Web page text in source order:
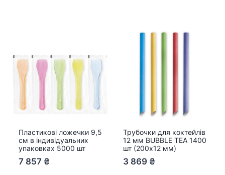
Пластикові ложечки 9,5
см в індивідуальних
упаковках 5000 шт
7 857 ₴
Трубочки для коктейлів
12 мм BUBBLE TEA 1400
шт (200х12 мм)
3 869 ₴